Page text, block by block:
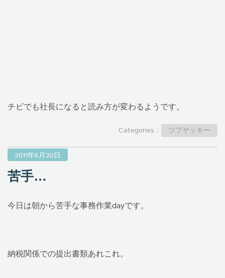
チビでも社長になると読み方が変わるようです。
Categories： ツブヤッキー
2011年6月20日
苦手…
今日は朝から苦手な事務作業dayです。
納税関係での提出書類あれこれ。